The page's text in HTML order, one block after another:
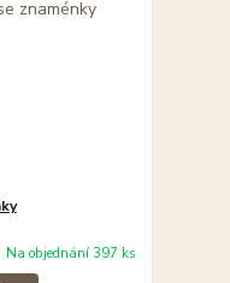
Na objednání 397 ks